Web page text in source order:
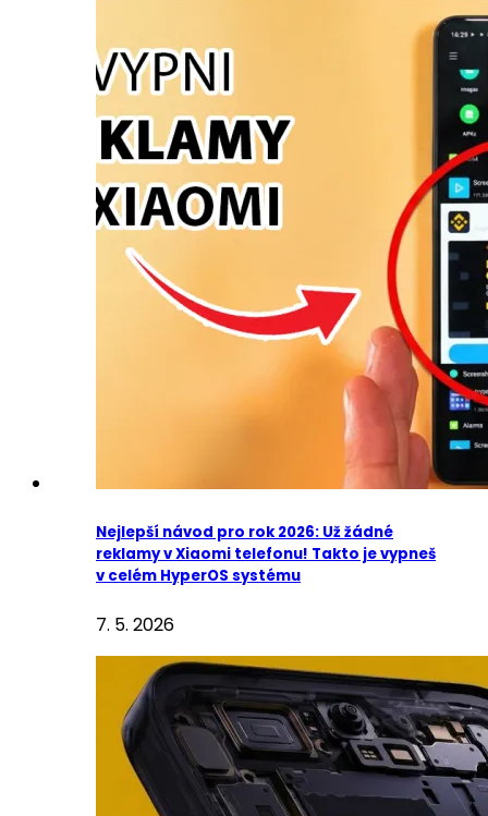
Nejlepší návod pro rok 2026: Už žádné
reklamy v Xiaomi telefonu! Takto je vypneš
v celém HyperOS systému
7. 5. 2026